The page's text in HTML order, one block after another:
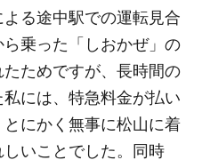
る途中駅での運転見合
乗った「しおかぜ」の
ためですが、長時間の
には、特急料金が払い
にかく無事に松山に着
いことでした。同時